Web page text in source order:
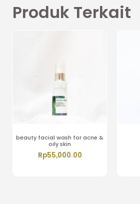
Produk Terkait
beauty facial wash for acne &
oily skin
Rp55,000.00